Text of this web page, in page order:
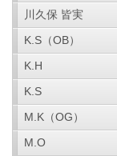
川久保 皆実
K.S（OB）
K.H
K.S
M.K（OG）
M.O